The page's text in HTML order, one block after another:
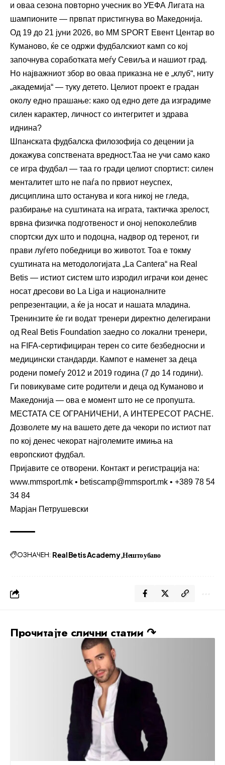
и оваа сезона повторно учесник во УЕФА Лигата на
шампионите — првпат пристигнува во Македонија.
Од 19 до 21 јуни 2026, во MM SPORT Евент Центар во
Куманово, ќе се одржи фудбалскиот камп со кој
започнува соработката меѓу Севиља и нашиот град.
Но најважниот збор во оваа приказна не е „клуб“, ниту
„академија“ — туку детето. Целиот проект е градан
околу едно прашање: како од едно дете да изградиме
силен карактер, личност со интегритет и здрава
иднина?
Шпанската фудбалска филозофија со децении ја
докажува сопствената вредност.Таа не учи само како
се игра фудбал — таа го гради целиот спортист: силен
менталитет што не паѓа по првиот неуспех,
дисциплина што останува и кога никој не гледа,
разбирање на суштината на играта, тактичка зрелост,
врвна физичка подготвеност и оној непоколеблив
спортски дух што и подоцна, надвор од теренот, ги
прави луѓето победници во животот. Тоа е токму
суштината на методологијата „La Cantera“ на Real
Betis — истиот систем што изродил играчи кои денес
носат дресови во La Liga и националните
репрезентации, а ќе ја носат и нашата младина.
Тренинзите ќе ги водат тренери директно делегирани
од Real Betis Foundation заедно со локални тренери,
на FIFA-сертифициран терен со сите безбедносни и
медицински стандарди. Кампот е наменет за деца
родени помеѓу 2012 и 2019 година (7 до 14 години).
Ги повикуваме сите родители и деца од Куманово и
Македонија — ова е момент што не се пропушта.
МЕСТАТА СЕ ОГРАНИЧЕНИ, А ИНТЕРЕСОТ РАСНЕ.
Дозволете му на вашето дете да чекори по истиот пат
по кој денес чекорат најголемите имиња на
европскиот фудбал.
Пријавите се отворени. Контакт и регистрација на:
www.mmsport.mk • betiscamp@mmsport.mk • +389 78 54
34 84
Марјан Петрушевски
ОЗНАЧЕН: Real Betis Academy Нешто убаво
Прочитајте слични статии ↷